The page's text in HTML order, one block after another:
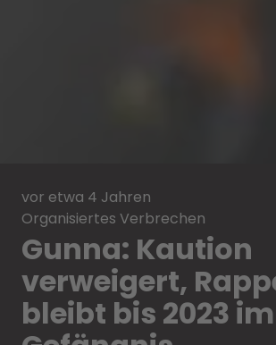
vor etwa 4 Jahren
Organisiertes Verbrechen
Gunna: Kaution
verweigert,
bleibt bis 2023 im